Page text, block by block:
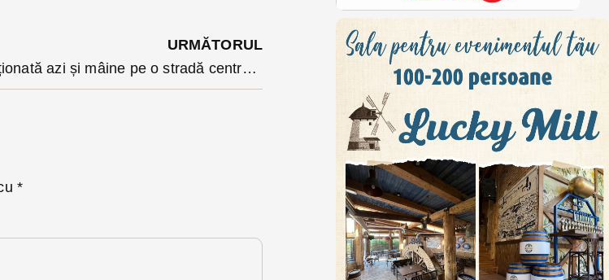
URMĂTORUL
Circulație restricționată azi și mâine pe o stradă centrală din Bistrița. Se circulă greu și pe Bulevardul Republicii.
*